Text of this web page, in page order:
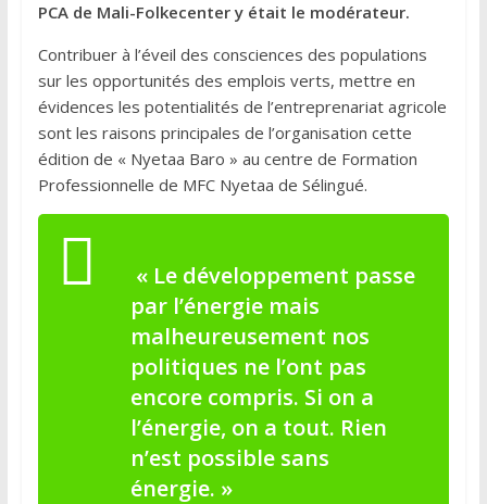
PCA de Mali-Folkecenter y était le modérateur.
Contribuer à l’éveil des consciences des populations
sur les opportunités des emplois verts, mettre en
évidences les potentialités de l’entreprenariat agricole
sont les raisons principales de l’organisation cette
édition de « Nyetaa Baro » au centre de Formation
Professionnelle de MFC Nyetaa de Sélingué.
« Le développement passe
par l’énergie mais
malheureusement nos
politiques ne l’ont pas
encore compris. Si on a
l’énergie, on a tout. Rien
n’est possible sans
énergie. »